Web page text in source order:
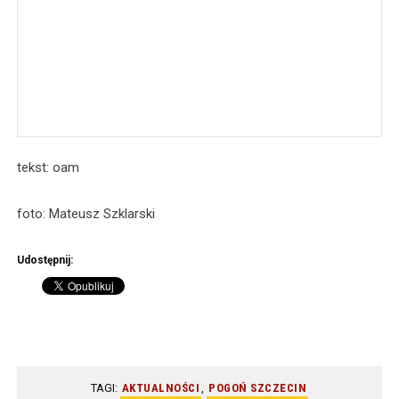
tekst: oam
foto: Mateusz Szklarski
Udostępnij:
TAGI: AKTUALNOŚCI , POGOŃ SZCZECIN